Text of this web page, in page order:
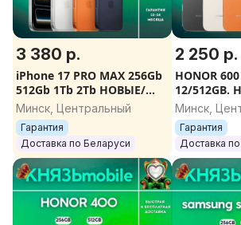
3 380 р.
iPhone 17 PRO MAX 256Gb
512Gb 1Tb 2Tb НОВЫЕ/
ОРИГИНАЛ/ГАРАНТИЯ/
ПОДАРКИ
Минск, Центральный
Гарантия
Доставка по Беларуси
2 250 р.
HONOR
12/512GB.
ОРИГИНАЛ.
ДОСТАВКА
Минск,
Гарантия
Доставка